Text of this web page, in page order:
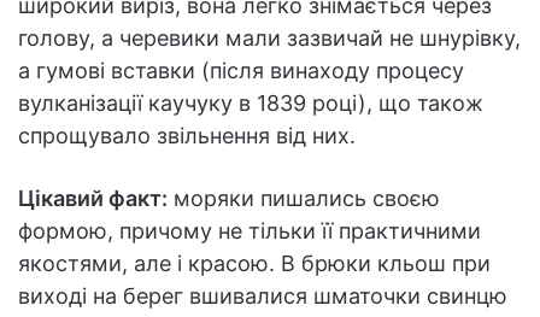
широкий виріз, вона легко знімається через
голову, а черевики мали зазвичай не шнурівку,
а гумові вставки (після винаходу процесу
вулканізації каучуку в 1839 році), що також
спрощувало звільнення від них.
Цікавий факт: моряки пишались своєю
формою, причому не тільки її практичними
якостями, але і красою. В брюки кльош при
виході на берег вшивалися шматочки свинцю